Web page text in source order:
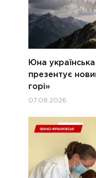
Юна
презентує
горі»
07.08.2026